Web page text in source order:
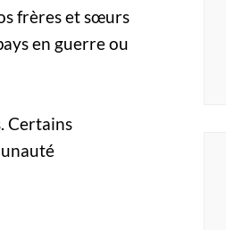
frères et sœurs
en guerre ou
Certains